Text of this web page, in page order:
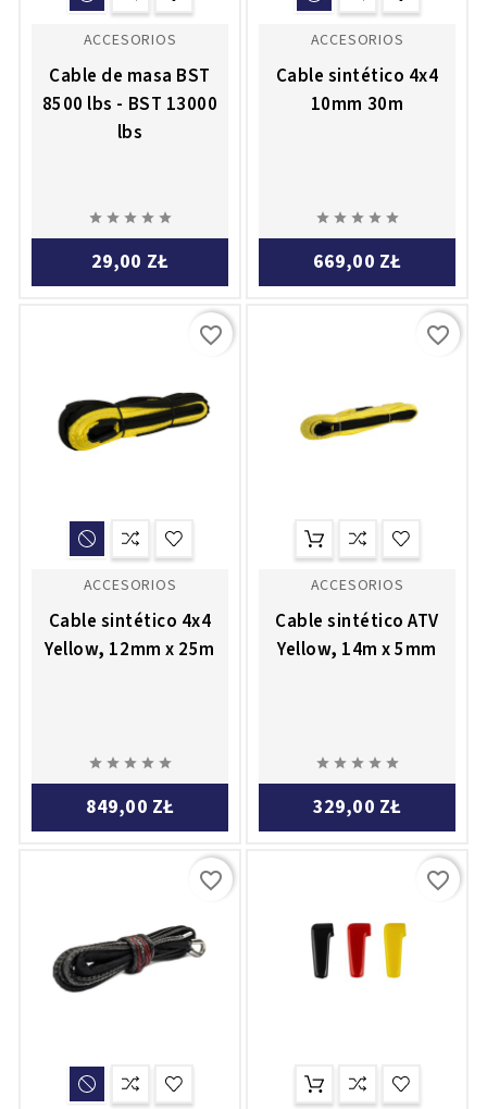
ACCESORIOS
Cable de masa BST
8500 lbs - BST 13000
lbs
    
29,00 ZŁ
ACCESORIOS
Cable sintético 4x4
10mm 30m
    
669,00 ZŁ
ACCESORIOS
Cable sintético 4x4
Yellow, 12mm x 25m
    
849,00 ZŁ
favorite_border
ACCESORIOS
Cable sintético ATV
Yellow, 14m x 5mm
    
329,00 ZŁ
favorite_border
favorite_border favorite_border